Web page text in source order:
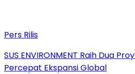
Pers Rilis
SUS ENVIRONMENT Raih Dua
Percepat Ekspansi Global